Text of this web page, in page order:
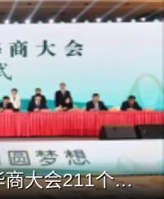
淮安成功举办第四届淮河华商大会211个签约项目 总投资1486.